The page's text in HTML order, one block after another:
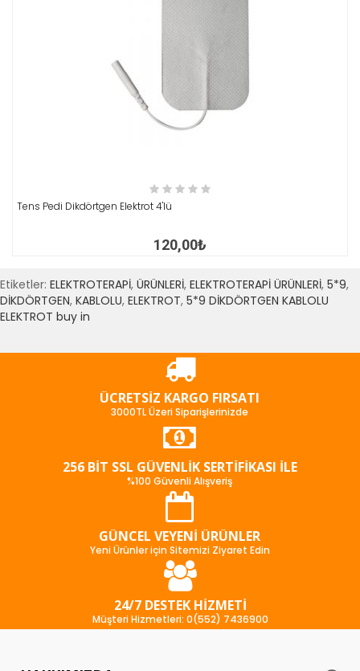
Tens Pedi Dikdörtgen Elektrot 4'lü
120,00₺
Etiketler: ELEKTROTERAPİ, ÜRÜNLERİ, ELEKTROTERAPİ ÜRÜNLERİ, 5*9,
DİKDÖRTGEN, KABLOLU, ELEKTROT, 5*9 DİKDÖRTGEN KABLOLU
ELEKTROT buy in
ÜCRETSIZ KARGO FIRSATI
3000TL Üzeri Siparişlerinizde
256 BIT SSL GÜVENLIK SERTIFIKASI İLE
%100 Güvenli Alışveriş
GÜNCEL VEYENI ÜRÜNLER
Yeni Ürünler için Sitemizi Ziyaret Edin
24/7 DESTEK HIZMETI
Müşteri Hizmetleri: 0(552) 7436900